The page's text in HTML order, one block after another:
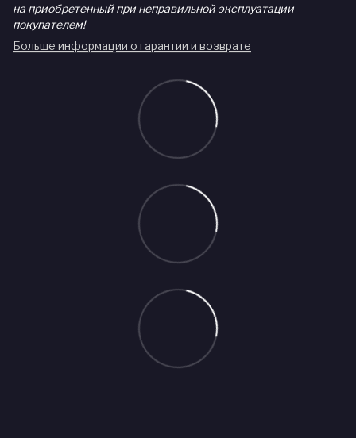
на приобретенный при неправильной эксплуатации
покупателем!
Больше информации о гарантии и возврате